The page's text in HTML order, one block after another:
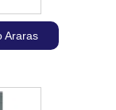
Araras